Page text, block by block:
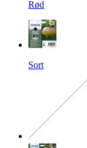
Rød
Sort